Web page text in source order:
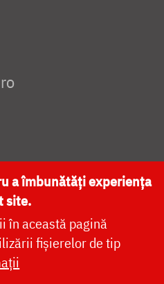
NAȚIONALĂ
a îmbunătăți experiența
site.
în această pagină
fișierelor de tip